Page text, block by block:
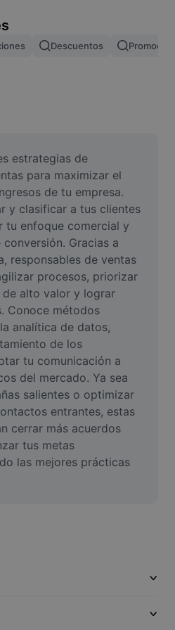
Descuentos
estrategias de
para maximizar el
de tu empresa.
y clasificar a tus clientes
tu enfoque comercial y
Gracias a
responsables de ventas
procesos, priorizar
alto valor y lograr
Conoce métodos
analítica de datos,
de los
tu comunicación a
del mercado. Ya sea
salientes o optimizar
entrantes, estas
cerrar más acuerdos
tus metas
las mejores prácticas